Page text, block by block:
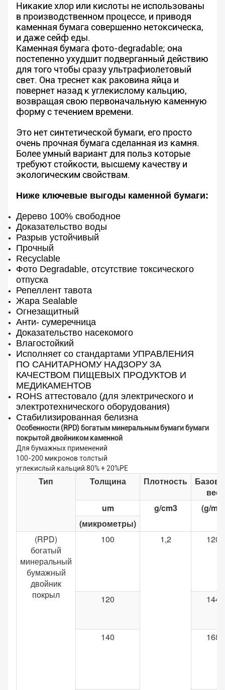
Никакие хлор или кислоты не использованы
в производственном процессе, и приводя
каменная бумага совершенно нетоксическа,
и даже сейф еды.
Каменная бумага фото-degradable; она
постепенно ухудшит подверганный действию
для того чтобы сразу ультрафиолетовый
свет. Она треснет как раковина яйца и
повернет назад к углекислому кальцию,
возвращая свою первоначальную каменную
форму с течением времени.
Это нет синтетической бумаги, его просто
очень прочная бумага сделанная из камня.
Более умный вариант для польз которые
требуют стойкости, высшему качеству и
экологическим свойствам.
Ниже ключевые выгоды каменной бумаги:
Дерево 100% свободное
Доказательство воды
Разрыв устойчивый
Прочный
Recyclable
Фото Degradable, отсутствие токсического
отпуска
Репеллент тавота
Жара Sealable
Огнезащитный
Анти- сумеречница
Доказательство насекомого
Влагостойкий
Исполняет со стандартами УПРАВЛЕНИЯ
ПО САНИТАРНОМУ НАДЗОРУ ЗА
КАЧЕСТВОМ ПИЩЕВЫХ ПРОДУКТОВ И
МЕДИКАМЕНТОВ
ROHS аттестовало (для электрического и
электротехнического оборудования)
Стабилизированная белизна
Особенности (RPD) богатым минеральным бумаги бумаги
покрытой двойником каменной
Для бумажных применений
100-200 микронов толстый
углекислый кальций 80% + 20%PE
Тип Толщина Плотность
вес
um
g/cm3
(g/m2)
(микрометры)
(RPD)
богатый
минеральный
бумажный
двойник
покрыл
100 1,2 120
120 144
140 168